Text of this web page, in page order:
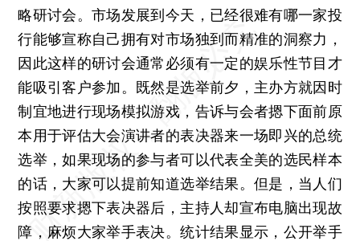
略研讨会。市场发展到今天，已经很难有哪一家投
行能够宣称自己拥有对市场独到而精准的洞察力，
因此这样的研讨会通常必须有一定的娱乐性节目才
能吸引客户参加。既然是选举前夕，主办方就因时
制宜地进行现场模拟游戏，告诉与会者摁下面前原
本用于评估大会演讲者的表决器来一场即兴的总统
选举，如果现场的参与者可以代表全美的选民样本
的话，大家可以提前知道选举结果。但是，当人们
按照要求摁下表决器后，主持人却宣布电脑出现故
障，麻烦大家举手表决。统计结果显示，公开举手